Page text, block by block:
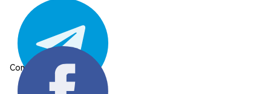
Compartir: